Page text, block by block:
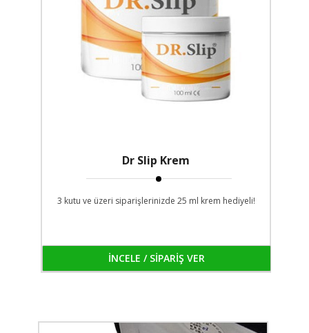
Dr Slip Krem
3 kutu ve üzeri siparişlerinizde 25 ml krem hediyeli!
İNCELE / SİPARİŞ VER